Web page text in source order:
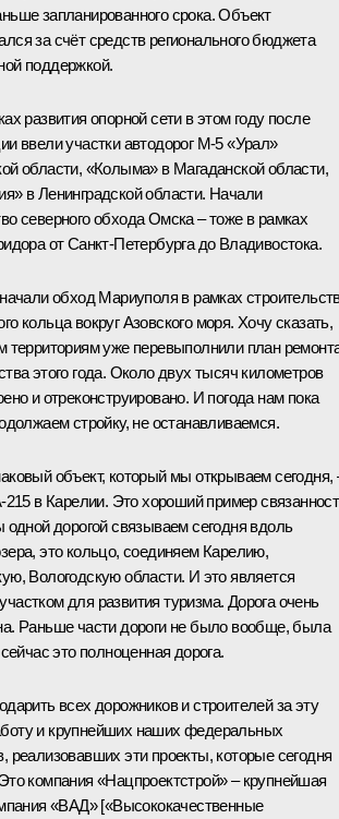
запланированного срока. Объект
за счёт средств регионального бюджета
поддержкой.
развития опорной сети в этом году после
ввели участки автодорог М-5 «Урал»
области, «Колыма» в Магаданской области,
в Ленинградской области. Начали
северного обхода Омска – тоже в рамках
от Санкт-Петербурга до Владивостока.
обход Мариуполя в рамках
кольца вокруг Азовского моря. Хочу сказать,
территориям уже перевыполнили план
этого года. Около двух тысяч километров
и отреконструировано. И погода нам пока
стройку, не останавливаемся.
объект, который мы открываем сегодня,
215 в Карелии. Это хороший пример
одной дорогой связываем сегодня вдоль
это кольцо, соединяем Карелию,
Вологодскую области. И это является
для развития туризма. Дорога очень
Раньше части дороги не было вообще, была
это полноценная дорога.
всех дорожников и строителей за эту
и крупнейших наших федеральных
реализовавших эти проекты, которые сегодня
компания «Нацпроектстрой» – крупнейшая
«ВАД» [«Высококачественные